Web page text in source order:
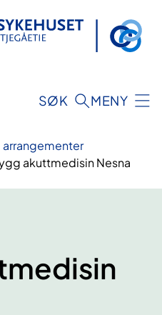
SØK MENY
arrangementer
akuttmedisin Nesna